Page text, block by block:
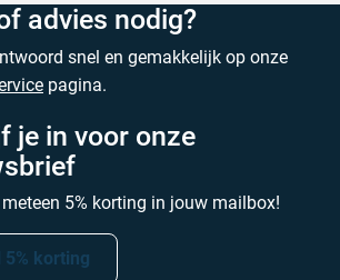
advies nodig?
snel en gemakkelijk op onze
pagina.
je in voor onze
5% korting in jouw mailbox!
5% korting